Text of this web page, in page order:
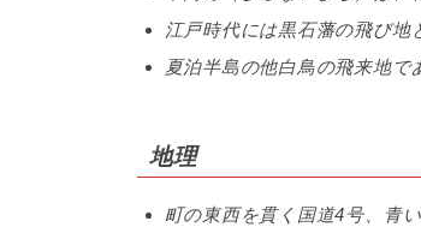
江戸時代には黒石藩の飛び地
夏泊半島の他白鳥の飛来地で
地理
町の東西を貫く国道4号、青